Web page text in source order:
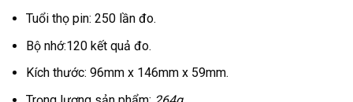
Tuổi thọ pin: 250 lần đo.
Bộ nhớ:120 kết quả đo.
Kích thước: 96mm x 146mm x 59mm.